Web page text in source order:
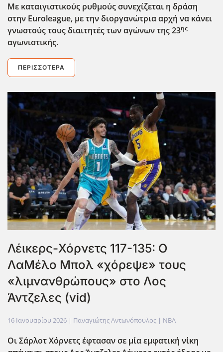
Με καταιγιστικούς ρυθμούς συνεχίζεται η δράση
στην Euroleague, με την διοργανώτρια αρχή να κάνει
γνωστούς τους διαιτητές των αγώνων της 23ης
αγωνιστικής.
ΠΕΡΙΣΣΌΤΕΡΑ
Λέικερς-Χόρνετς 117-135: Ο
ΛαΜέλο Μπολ «χόρεψε» τους
«λιμνανθρώπους» στο Λος
Άντζελες (vid)
16 Ιανουαρίου 2026 | Παναγιώτης Αντωνόπουλος | NBA
Οι Σάρλοτ Χόρνετς έφτασαν σε μία εμφατική νίκη